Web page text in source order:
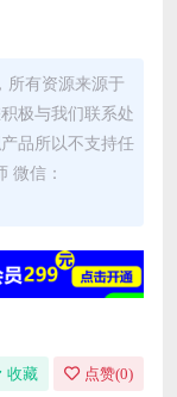
有资源来源于
极与我们联系处
品所以不支持任
微信：
收藏 点赞(0)